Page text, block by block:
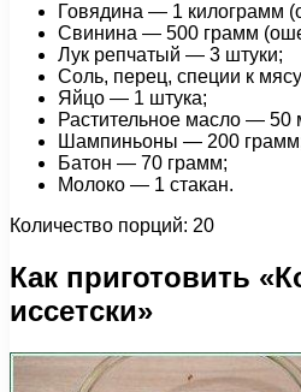
Говядина — 1 килограмм
Свинина — 500 грамм
Лук репчатый — 3 штуки;
Соль, перец, специи к
Яйцо — 1 штука;
Растительное масло — 50
Шампиньоны — 200
Батон — 70 грамм;
Молоко — 1 стакан.
Количество порций: 20
Как приготовить
иссетски»